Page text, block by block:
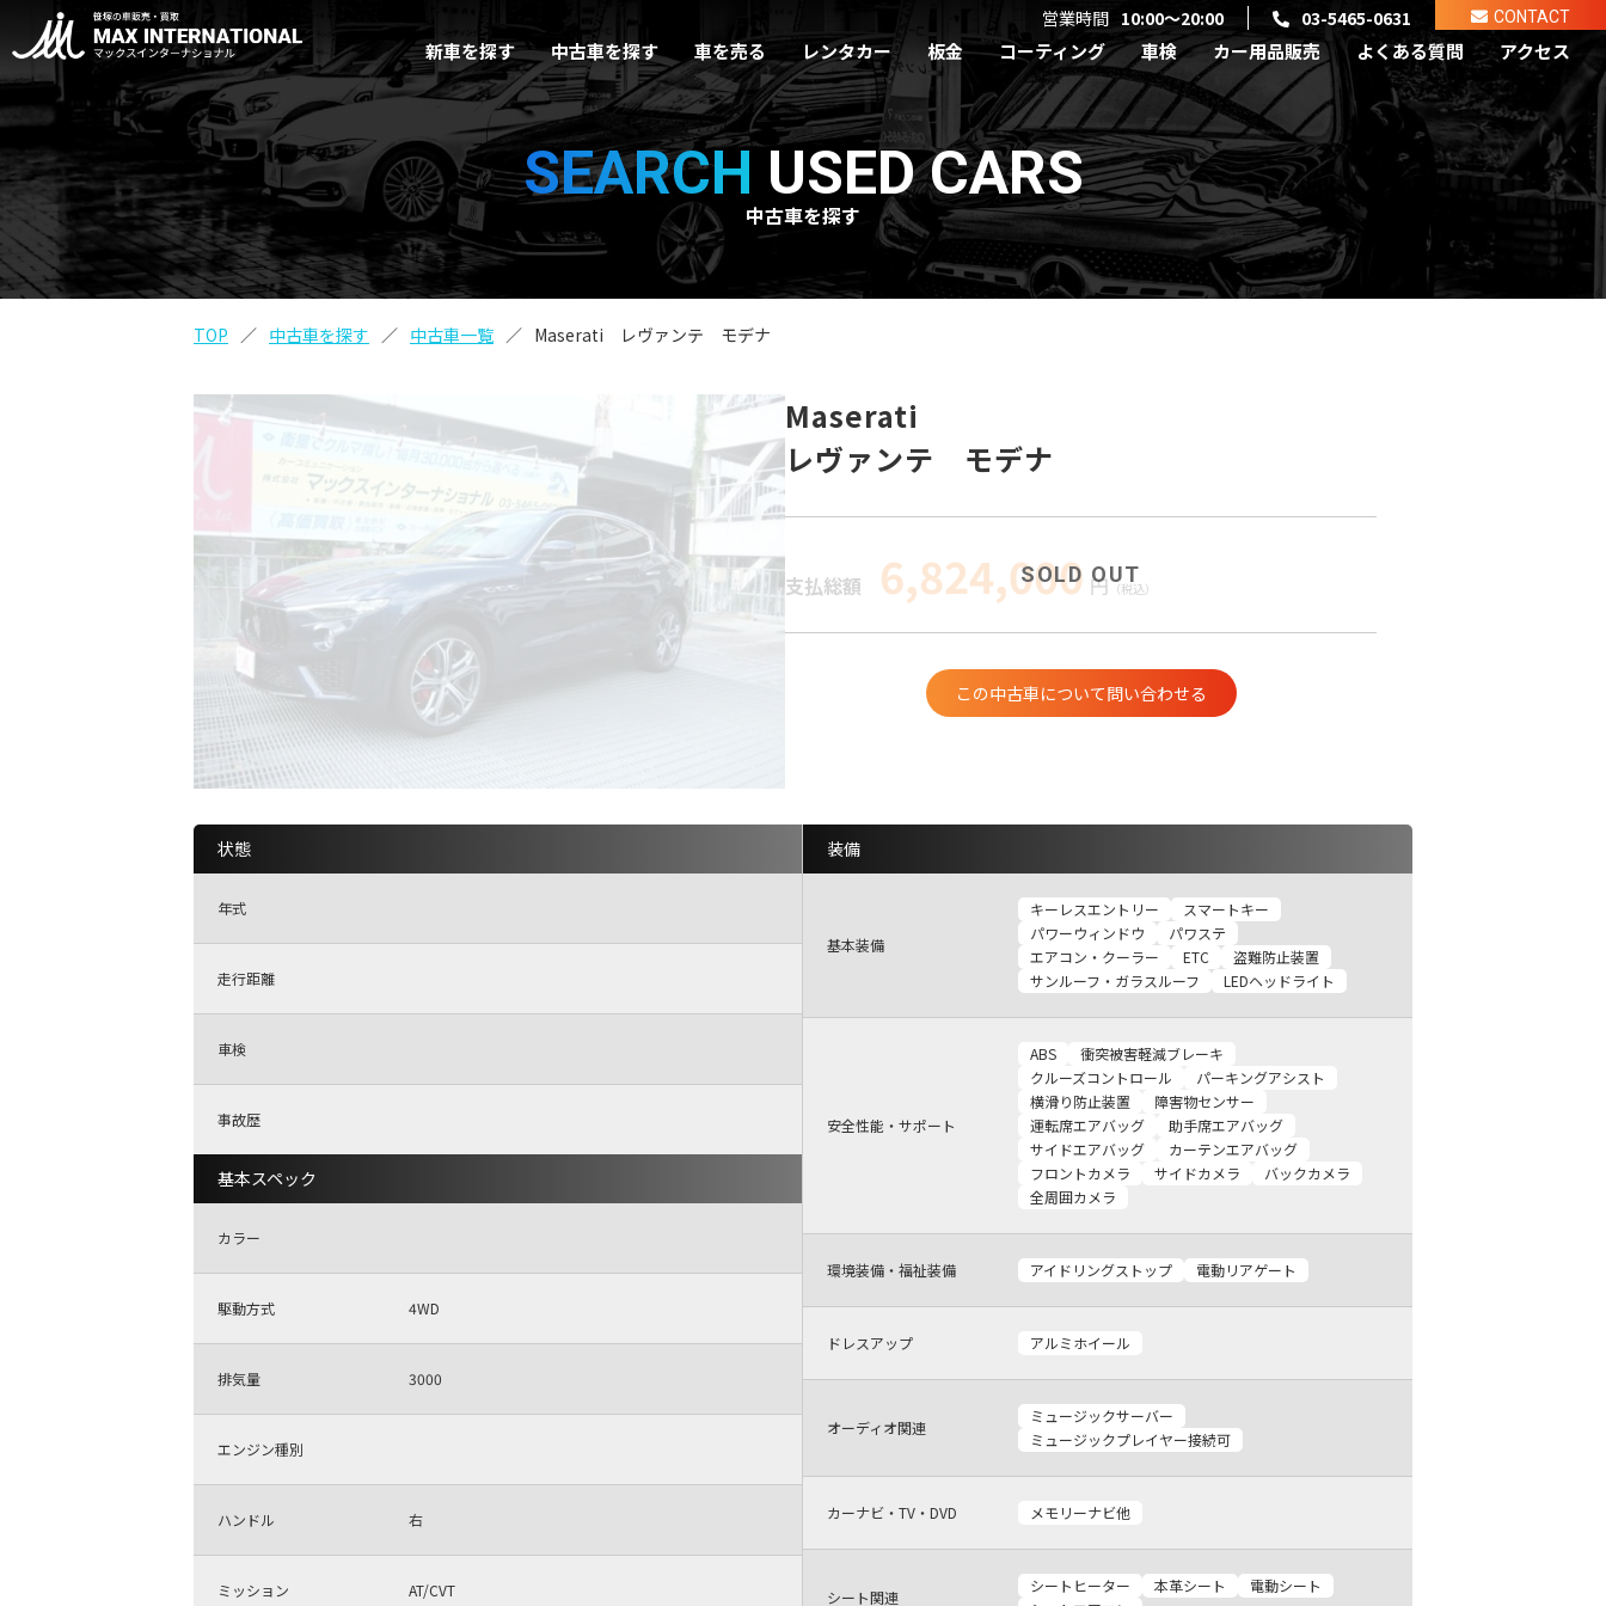
営業時間 10:00～20:00 03-5465-0631 CONTACT
新車を探す 中古車を探す 車を売る レンタカー 板金 コーティング 車検 カー用品販売 よくある質問 アクセス
SEARCH USED CARS
中古車を探す
TOP 中古車を探す 中古車一覧 Maserati レヴァンテ モデナ
Maserati
レヴァンテ モデナ
支払総額 6,824,000 円 （税込）
この中古車について問い合わせる
状態
年式
走行距離
車検
事故歴
基本スペック
カラー
駆動方式 4WD
排気量 3000
エンジン種別
ハンドル 右
ミッション AT/CVT
装備
基本装備
キーレスエントリー
スマートキー
パワーウィンドウ
パワステ
エアコン・クーラー
ETC
盗難防止装置
サンルーフ・ガラスルーフ
LEDヘッドライト
安全性能・サポート
ABS
衝突被害軽減ブレーキ
クルーズコントロール
パーキングアシスト
横滑り防止装置
障害物センサー
運転席エアバッグ
助手席エアバッグ
サイドエアバッグ
カーテンエアバッグ
フロントカメラ
サイドカメラ
バックカメラ
全周囲カメラ
環境装備・福祉装備 アイドリングストップ 電動リアゲート
ドレスアップ アルミホイール
オーディオ関連
ミュージックサーバー
ミュージックプレイヤー接続可
カーナビ・TV・DVD メモリーナビ他
シート関連
シートヒーター 本革シート
電動シート